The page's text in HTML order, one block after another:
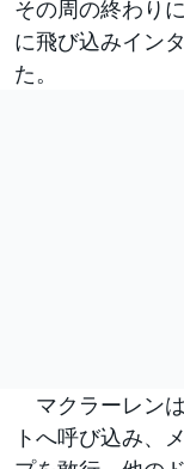
その周の終わり
に飛び込みイン
た。
マクラーレン
トへ呼び込み、